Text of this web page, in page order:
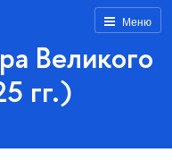
Меню
Великого
гг.)